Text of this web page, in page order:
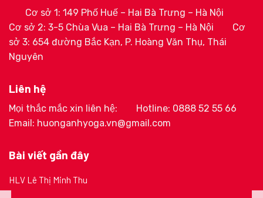
Cơ sở 1: 149 Phố Huế – Hai Bà Trưng – Hà Nội
Cơ sở 2: 3-5 Chùa Vua – Hai Bà Trưng – Hà Nội
Cơ
sở 3: 654 đường Bắc Kạn, P. Hoàng Văn Thụ, Thái
Nguyên
Liên hệ
Mọi thắc mắc xin liên hệ:
Hotline: 0888 52 55 66
Email: huonganhyoga.vn@gmail.com
Bài viết gần đây
HLV Lê Thị Minh Thu